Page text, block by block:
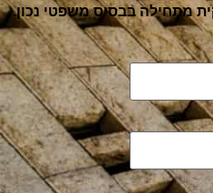
מתחילה בבסיס משפטי נכון.